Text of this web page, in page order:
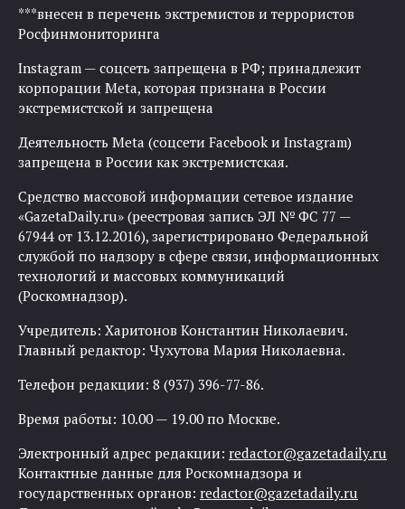
***внесен в перечень экстремистов и террористов
Росфинмониторинга
Instagram — соцсеть запрещена в РФ; принадлежит
корпорации Meta, которая признана в России
экстремистской и запрещена
Деятельность Meta (соцсети Facebook и Instagram)
запрещена в России как экстремистская.
Средство массовой информации сетевое издание
«GazetaDaily.ru» (реестровая запись ЭЛ № ФС 77 —
67944 от 13.12.2016), зарегистрировано Федеральной
службой по надзору в сфере связи, информационных
технологий и массовых коммуникаций
(Роскомнадзор).
Учредитель: Харитонов Константин Николаевич.
Главный редактор: Чухутова Мария Николаевна.
Телефон редакции: 8 (937) 396-77-86.
Время работы: 10.00 — 19.00 по Москве.
Электронный адрес редакции: redactor@gazetadaily.ru
Контактные данные для Роскомнадзора и
государственных органов: redactor@gazetadaily.ru